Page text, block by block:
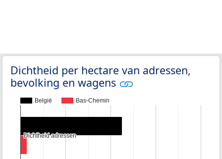
Dichtheid per hectare van adressen,
bevolking en wagens
België Bas-Chemin
Dichtheid adressen
Dichtheid adressen